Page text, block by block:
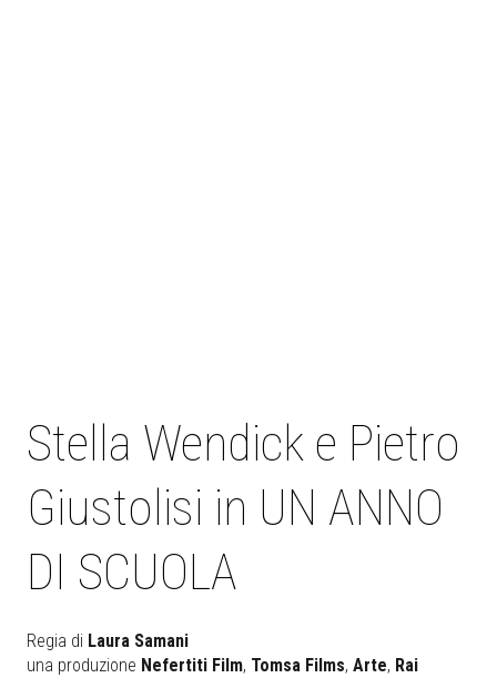
Stella Wendick e Pietro
Giustolisi in UN ANNO
DI SCUOLA
Regia di Laura Samani
una produzione Nefertiti Film, Tomsa Films, Arte, Rai